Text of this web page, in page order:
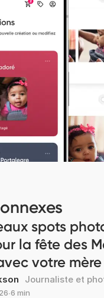
spots
la fête des
votre mère
Journaliste et
∙6 min